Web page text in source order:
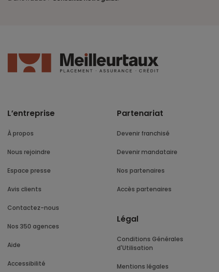
L’entreprise
À propos
Nous rejoindre
Espace presse
Avis clients
Contactez-nous
Nos 350 agences
Aide
Accessibilité
Partenariat
Devenir franchisé
Devenir mandataire
Nos partenaires
Accès partenaires
Légal
Conditions Générales
d'Utilisation
Mentions légales